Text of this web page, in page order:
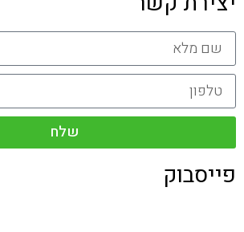
שלח
פייסבוק